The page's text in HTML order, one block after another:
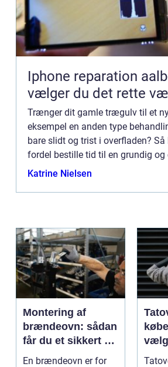
Iphone reparation aalborg
vælger du det rette
Trænger dit gamle trægulv til et
eksempel en anden type
bare slidt og trist i overfladen? Så
fordel bestille tid til en grundig
gulvafslibning hos dit lokal...
Katrine Nielsen
Montering af
brændeovn: sådan
får du et sikkert og
smukt resultat
En brændeovn er for